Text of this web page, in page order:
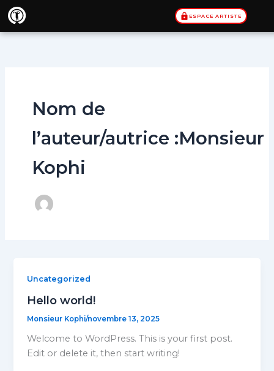
ESPACE ARTISTE
Aller
au
contenu
Nom de
l’auteur/autrice :Monsieur
Kophi
Uncategorized
Hello world!
Monsieur Kophi/novembre 13, 2025
Welcome to WordPress. This is your first post.
Edit or delete it, then start writing!